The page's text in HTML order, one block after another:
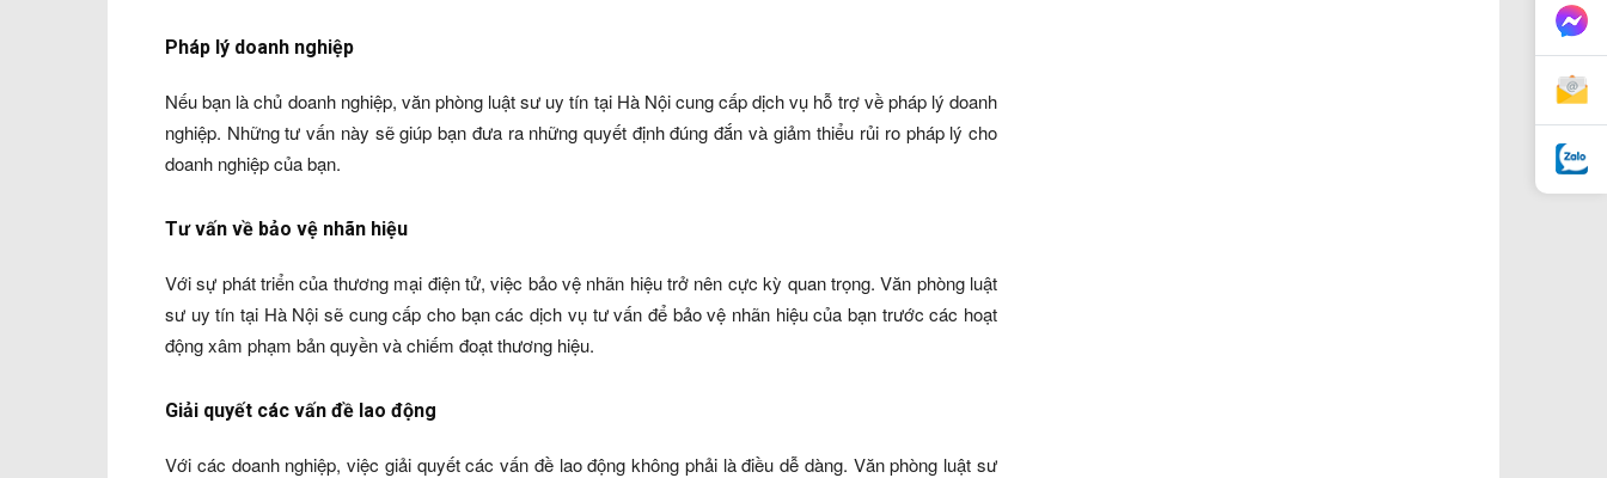
Pháp lý doanh nghiệp
Nếu bạn là chủ doanh nghiệp, văn phòng luật sư uy tín tại Hà Nội cung cấp dịch vụ hỗ trợ về pháp lý doanh
nghiệp. Những tư vấn này sẽ giúp bạn đưa ra những quyết định đúng đắn và giảm thiểu rủi ro pháp lý cho
doanh nghiệp của bạn.
Tư vấn về bảo vệ nhãn hiệu
Với sự phát triển của thương mại điện tử, việc bảo vệ nhãn hiệu trở nên cực kỳ quan trọng. Văn phòng luật
sư uy tín tại Hà Nội sẽ cung cấp cho bạn các dịch vụ tư vấn để bảo vệ nhãn hiệu của bạn trước các hoạt
động xâm phạm bản quyền và chiếm đoạt thương hiệu.
Giải quyết các vấn đề lao động
Với các doanh nghiệp, việc giải quyết các vấn đề lao động không phải là điều dễ dàng. Văn phòng luật sư